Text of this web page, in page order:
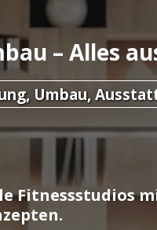
– Alles
Umbau,
Fitnessstudios